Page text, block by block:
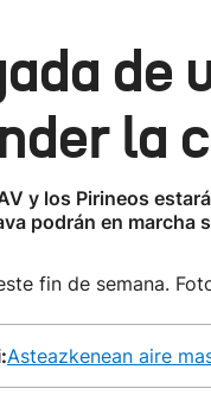
de
la
y los Pirineos
podrán en marcha
fin de semana.
Asteazkenean aire